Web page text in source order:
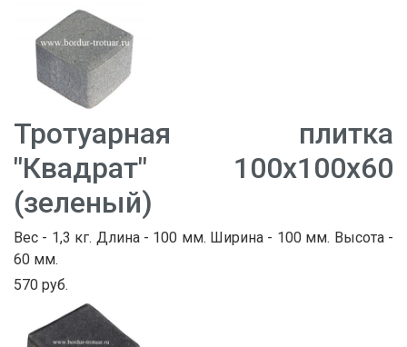
Тротуарная плитка
"Квадрат" 100х100х60
(зеленый)
Вес - 1,3 кг. Длина - 100 мм. Ширина - 100 мм. Высота -
60 мм.
570 руб.